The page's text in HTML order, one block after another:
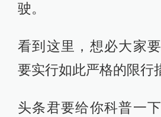
驶。
看到这里，想必大家
要实行如此严格的限行
头条君要给你科普一